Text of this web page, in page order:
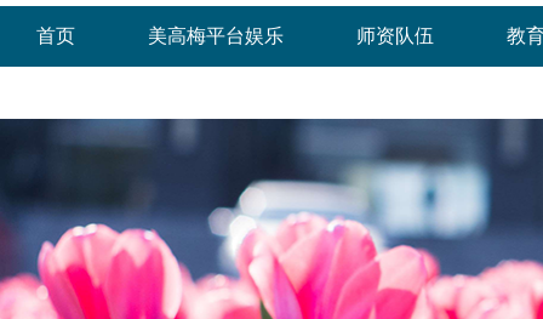
首页 美高梅平台娱乐 师资队伍 教